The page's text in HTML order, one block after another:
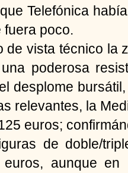
Telefónica
fuera poco.
de vista técnico la
poderosa
desplome
relevantes, la
euros;
de doble/
aunque en